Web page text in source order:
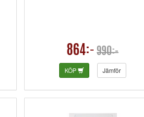
864:- 990:-
KÖP Jämför